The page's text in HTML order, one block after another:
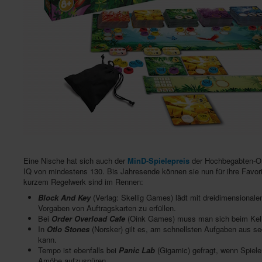
Eine Nische hat sich auch der MinD-Spielepreis der Hochbegabten-
IQ von mindestens 130. Bis Jahresende können sie nun für ihre
kurzem Regelwerk sind im Rennen:
Block And Key(Verlag: Skellig Games) lädt mit
Vorgaben von Auftragskarten zu erfüllen.
Bei Order Overload Cafe (Oink Games) muss man sich beim
In Otlo Stones (Norsker) gilt es, am schnellsten Aufgaben aus
kann.
Tempo ist ebenfalls bei Panic Lab (Gigamic) gefragt, wenn